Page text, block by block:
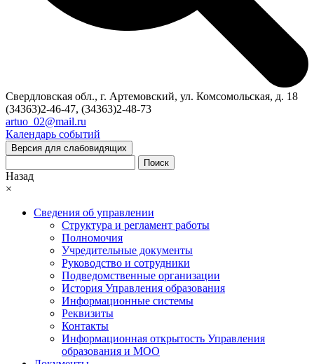
Свердловская обл., г. Артемовский, ул. Комсомольская, д. 18
(34363)2-46-47, (34363)2-48-73
artuo_02@mail.ru
Календарь событий
Версия для слабовидящих
Поиск
Назад
×
Сведения об управлении
Структура и регламент работы
Полномочия
Учредительные документы
Руководство и сотрудники
Подведомственные организации
История Управления образования
Информационные системы
Реквизиты
Контакты
Информационная открытость Управления
образования и МОО